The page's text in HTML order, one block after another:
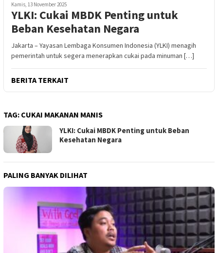
Kamis, 13 November 2025
YLKI: Cukai MBDK Penting untuk
Beban Kesehatan Negara
Jakarta – Yayasan Lembaga Konsumen Indonesia (YLKI) menagih
pemerintah untuk segera menerapkan cukai pada minuman […]
BERITA TERKAIT
TAG: CUKAI MAKANAN MANIS
YLKI: Cukai MBDK Penting untuk Beban
Kesehatan Negara
PALING BANYAK DILIHAT